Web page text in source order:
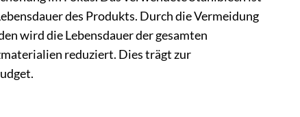
des Produkts. Durch die Vermeidung
wird die Lebensdauer der gesamten
reduziert. Dies trägt zur